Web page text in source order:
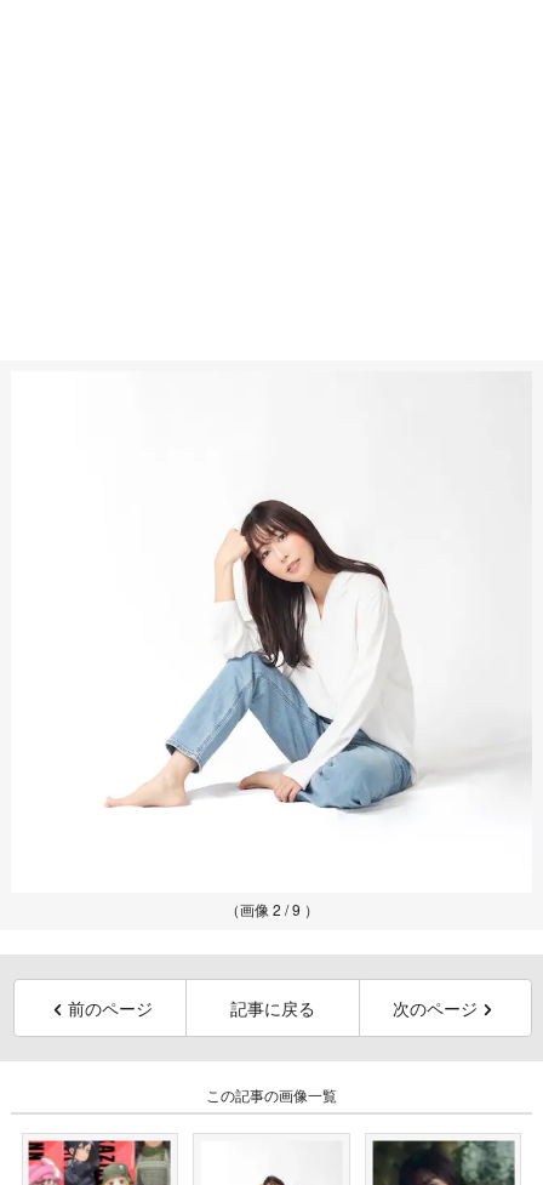
（画像 2 / 9 ）
前のページ 記事に戻る 次のページ
この記事の画像一覧